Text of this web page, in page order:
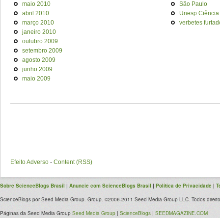
maio 2010
abril 2010
março 2010
janeiro 2010
outubro 2009
setembro 2009
agosto 2009
junho 2009
maio 2009
São Paulo
Unesp Ciência
verbetes
Efeito Adverso - Content (RSS)
Sobre ScienceBlogs Brasil | Anuncie com ScienceBlogs Brasil | Política de Privacidade |
ScienceBlogs por Seed Media Group. Group. ©2006-2011 Seed Media Group LLC. Todos
Páginas da Seed Media Group Seed Media Group | ScienceBlogs | SEEDMAGAZINE.COM